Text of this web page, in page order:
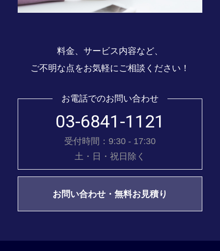
料金、サービス内容など、
ご不明な点をお気軽にご相談ください！
お電話でのお問い合わせ
03-6841-1121
受付時間：9:30 - 17:30
土・日・祝日除く
お問い合わせ・無料お見積り